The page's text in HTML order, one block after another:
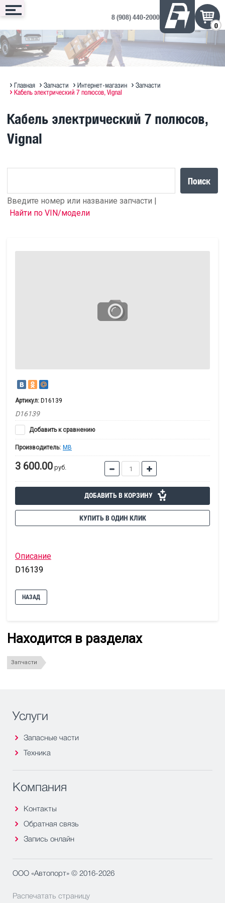
Сервис
Запись онлайн
Техническое обслуживание
Программирование блоков MAN
Запчасти
Интернет-магазин
Оригинальное масло MAN
Техника
Техника в продаже на ДРОМ ↗
Полезная информация по SITRAK
Доп. оборудование
Дополнительное оборудование
Контакты
Запись на сервис
Отзывы и предложения
8 (908) 440-2000
0
Главная Запчасти Интернет-магазин
Запчасти
Кабель электрический 7 полюсов, Vignal
Кабель электрический 7 полюсов,
Vignal
Поиск
Введите номер или название запчасти |
Найти по VIN/модели
Артикул: D16139
D16139
Добавить к сравнению
Производитель: MB
3 600.00 руб.
ДОБАВИТЬ В КОРЗИНУ
КУПИТЬ В ОДИН КЛИК
Описание
D16139
НАЗАД
Находится в разделах
Запчасти
Услуги
Запасные части
Техника
Компания
Контакты
Обратная связь
Запись онлайн
ООО «Автопорт» © 2016-2026
Распечатать страницу